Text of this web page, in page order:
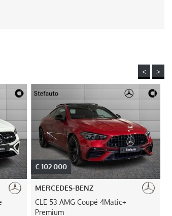
< >
€ 102.000
MERCEDES-BENZ
CLE 53 AMG Coupé 4Matic+
Premium